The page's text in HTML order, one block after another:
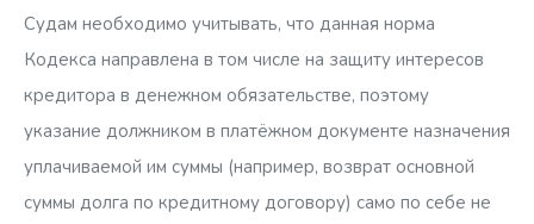
Судам необходимо учитывать, что данная норма
Кодекса направлена в том числе на защиту интересов
кредитора в денежном обязательстве, поэтому
указание должником в платёжном документе назначения
уплачиваемой им суммы (например, возврат основной
суммы долга по кредитному договору) само по себе не